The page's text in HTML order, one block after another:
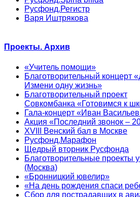
Русфонд.Регистр
Варя Иштрякова
Проекты. Архив
«Учитель помощи»
Благотворительный концерт
Измени одну жизнь»
Благотворительный проект
Совкомбанка «Готовимся к
Гала-концерт «Иван
Акция «Последний звонок –
XVIII Венский бал в Москве
Русфонд.Марафон
Щедрый вторник Русфонда
Благотворительные
(Москва)
«Бронницкий ювелир»
«На день рождения спаси
Сбор для пострадавших в